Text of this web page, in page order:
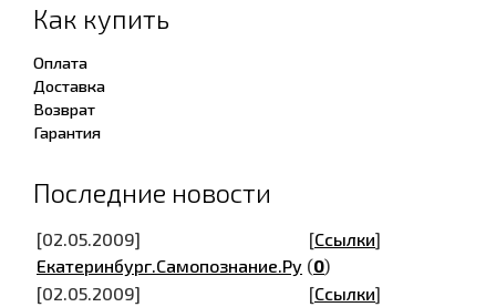
Как купить
Оплата
Доставка
Возврат
Гарантия
Последние новости
[02.05.2009] [Ссылки]
Екатеринбург.Самопознание.Ру (0)
[02.05.2009]
[Ссылки]